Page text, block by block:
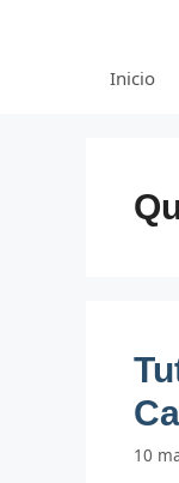
Inicio
10